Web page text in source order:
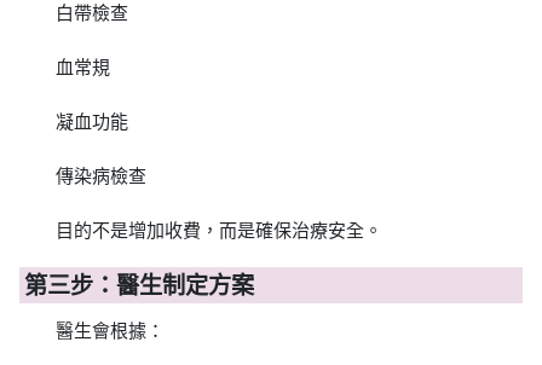
白帶檢查
血常規
凝血功能
傳染病檢查
目的不是增加收費，而是確保治療安全。
第三步：醫生制定方案
醫生會根據：